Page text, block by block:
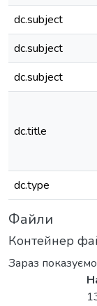
dc.subject
dc.subject
dc.subject
dc.title
dc.type
Файли
Контейнер
Зараз показуємо